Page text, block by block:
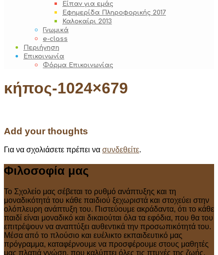
Είπαν για εμάς
Εφημερίδα Πληροφορικής 2017
Καλοκαίρι 2013
Γνωμικά
e-class
Περιήγηση
Επικοινωνία
Φόρμα Επικοινωνίας
κήπος-1024×679
Add your thoughts
Για να σχολιάσετε πρέπει να συνδεθείτε.
Φιλοσοφία μας
Το Σχολείο μας σέβεται το ρυθμό ανάπτυξης και τη
μοναδικότητά του κάθε παιδιού ξεχωριστά και στοχεύει στην
ολόπλευρη ανάπτυξη του. Πιστεύουμε ακράδαντα, ότι το κάθε
παιδί είναι μοναδικό και δικαιούται όλα τα εφόδια, που θα του
επιτρέψουν να αναπτύξει αυθεντικά την προσωπικότητά του.
Μέσα από το πλούσιο και ευέλικτο εκπαιδευτικό μας
πρόγραμμα, καταφέρνουμε να προσφέρουμε στους μαθητές
μας πλατιά γνώση, που καλύπτει όλες τις πτυχές της ζωής.